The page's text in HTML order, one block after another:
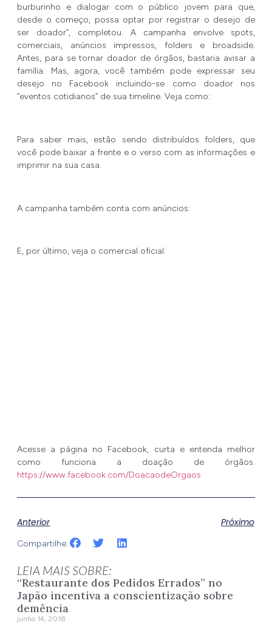
burburinho e dialogar com o público jovem para que,
desde o começo, possa optar por registrar o desejo de
ser doador”, completou. A campanha envolve spots,
comerciais, anúncios impressos, folders e broadside.
Antes, para se tornar doador de órgãos, bastaria avisar a
família. Mas, agora, você também pode expressar seu
desejo no Facebook incluindo-se como doador nos
“eventos cotidianos” de sua timeline. Veja como:
Para saber mais, estão sendo distribuídos folders, que
você pode baixar a frente e o verso com as informações e
imprimir na sua casa.
A campanha também conta com anúncios:
E, por último, veja o comercial oficial:
Acesse a página no Facebook, curta e entenda melhor
como funciona a doação de órgãos.
https://www.facebook.com/DoacaodeOrgaos
Anterior Próximo
Compartilhe:
LEIA MAIS SOBRE:
“Restaurante dos Pedidos Errados” no
Japão incentiva a conscientização sobre
demência
junho 14, 2018